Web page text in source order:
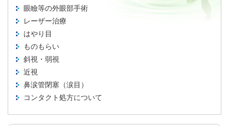
眼瞼等の外眼部手術
レーザー治療
はやり目
ものもらい
斜視・弱視
近視
鼻涙管閉塞（涙目）
コンタクト処方について